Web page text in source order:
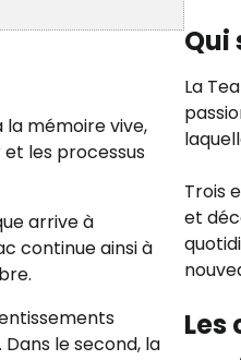
mémoire vive,
les processus
arrive à
continue ainsi à
le second, la
Qui
La
Trois
et
Les